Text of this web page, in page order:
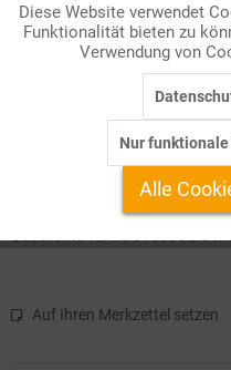
Führungskompetenz
Auf die Haltung kommt es
Die ressourcenorientierte
Positive Lern- und
Projektarbeit
Auf die Suche gehen
Bausteine für eine
Bausteine für Ihre
Auf Ihren Merkzettel setzen
Marketing
Diese Website verwendet
Funktionalität bieten zu
Verwendung von
Nur
Alle